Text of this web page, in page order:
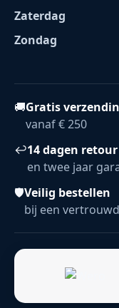
Zaterdag
Zondag
🚚Gratis
vanaf € 250
↩14 dagen retour
en twee jaar
🛡Veilig bestellen
bij een